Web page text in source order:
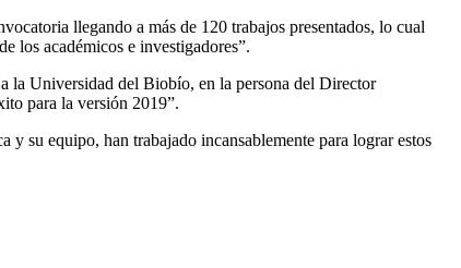
llegando a más de 120 trabajos presentados, lo cual
los académicos e investigadores”.
la Universidad del Biobío, en la persona del Director
para la versión 2019”.
su equipo, han trabajado incansablemente para lograr estos